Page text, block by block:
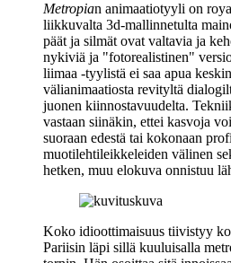
Metropian animaatiotyyli on
liikkuvalta 3d‑mallinnetulta
päät ja silmät ovat valtavia ja
nykiviä ja "fotorealistinen"
liimaa ‑tyylistä ei saa apua
välianimaatiosta revityltä
juonen kiinnostavuudelta.
vastaan siinäkin, ettei kasvoja
suoraan edestä tai kokonaan
muotilehtileikkeleiden välinen
hetken, muu elokuva onnistuu
Koko idioottimaisuus tiivistyy
Pariisin läpi sillä kuuluisalla